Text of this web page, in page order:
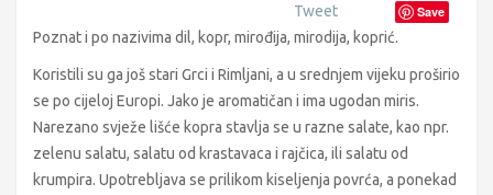
Tweet Save
Poznat i po nazivima dil, kopr, mirođija, mirodija, koprić.
Koristili su ga još stari Grci i Rimljani, a u srednjem vijeku proširio
se po cijeloj Europi. Jako je aromatičan i ima ugodan miris.
Narezano svježe lišće kopra stavlja se u razne salate, kao npr.
zelenu salatu, salatu od krastavaca i rajčica, ili salatu od
krumpira. Upotrebljava se prilikom kiseljenja povrća, a ponekad